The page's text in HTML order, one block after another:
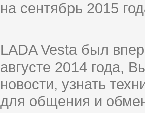
на сентябрь 2015
LADA Vesta был
августе 2014 года,
новости, узнать
для общения и